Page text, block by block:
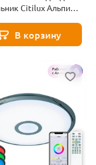
Citilux Альпина
В корзину